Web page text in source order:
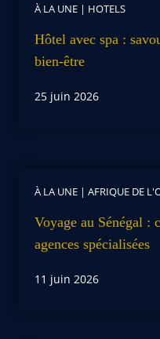
À LA UNE | HOTELS
Hôtel avec spa :
bien-être
25 juin 2026
À LA UNE | AFRIQUE DE
Voyage au Sénégal :
agences spécialisées
11 juin 2026